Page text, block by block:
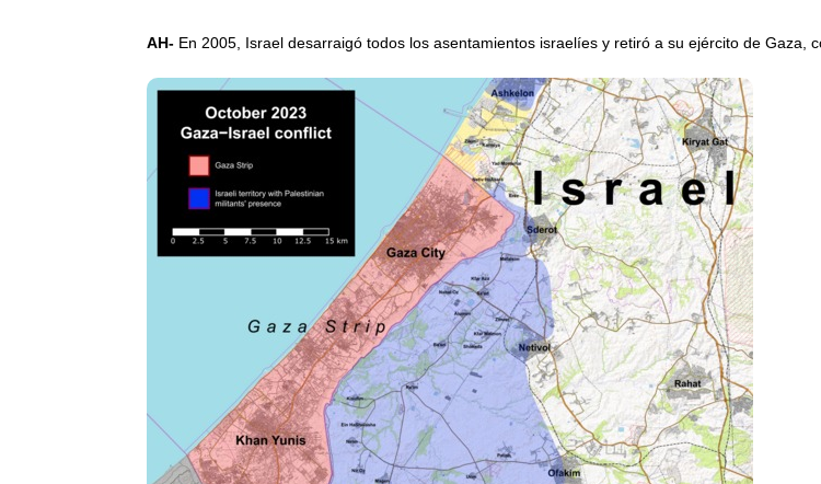
AH- En 2005, Israel desarraigó todos los asentamientos israelíes y retiró a su ejército de Gaza,